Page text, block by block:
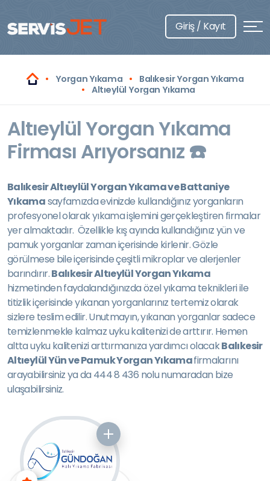
Giriş / Kayıt
Yorgan Yıkama
Balıkesir Yorgan Yıkama
Altıeylül Yorgan Yıkama
Altıeylül Yorgan Yıkama
Firması Arıyorsanız ☎️
Balıkesir Altıeylül Yorgan Yıkama ve Battaniye
Yıkamasayfamızda evinizde kullandığınız yorganların
profesyonel olarak yıkama işlemini gerçekleştiren firmalar
yer almaktadır. Özellikle kış ayında kullandığınız yün ve
pamuk yorganlar zaman içerisinde kirlenir. Gözle
görülmese bile içerisinde çeşitli mikroplar ve alerjenler
barındırır.Balıkesir Altıeylül Yorgan Yıkama
hizmetinden faydalandığınızda özel yıkama teknikleri ile
titizlik içerisinde yıkanan yorganlarınız tertemiz olarak
sizlere teslim edilir. Unutmayın, yıkanan yorganlar sadece
temizlenmekle kalmaz uyku kalitenizi de arttırır. Hemen
altta uyku kalitenizi arttırmanıza yardımcı olacakBalıkesir
Altıeylül Yün ve Pamuk Yorgan Yıkamafirmalarını
arayabilirsiniz ya da 444 8 436 nolu numaradan bize
ulaşabilirsiniz.